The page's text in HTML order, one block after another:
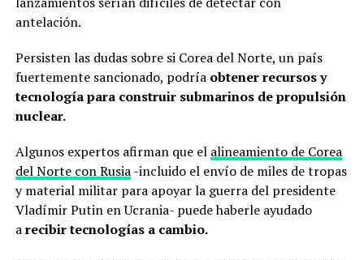
antelación.
Persisten las dudas sobre si Corea del Norte, un país
fuertemente sancionado, podría obtener recursos y
tecnología para construir submarinos de propulsión
nuclear.
Algunos expertos afirman que el alineamiento de Corea
del Norte con Rusia-incluido el envío de miles de tropas
y material militar para apoyar la guerra del presidente
Vladímir Putin en Ucrania- puede haberle ayudado
arecibir tecnologías a cambio.